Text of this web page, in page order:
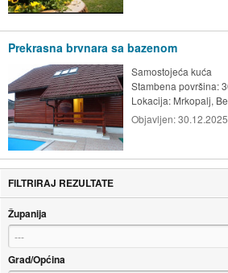
Prekrasna brvnara sa bazenom
Samostojeća kuća
Stambena površina:
Lokacija: Mrkopalj,
Objavljen:
FILTRIRAJ REZULTATE
Županija
---
Grad/Općina